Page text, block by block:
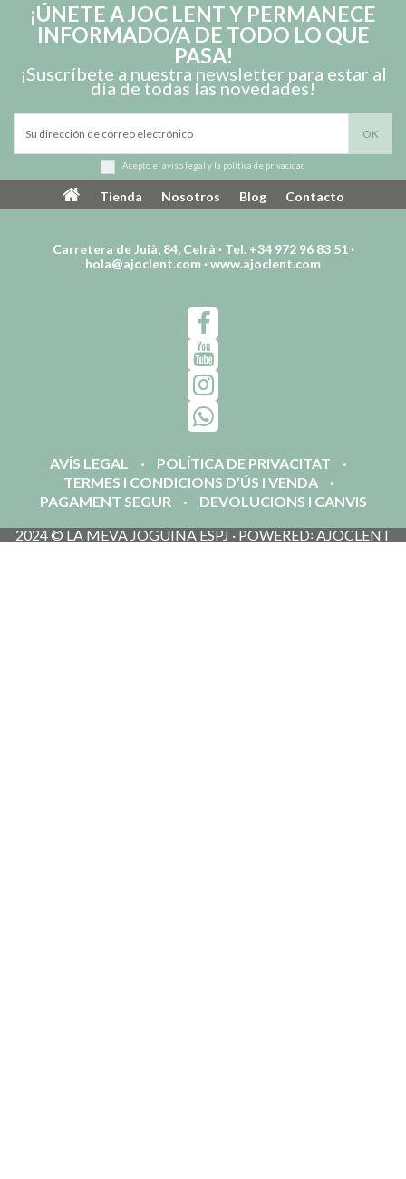
¡ÚNETE A JOC LENT Y PERMANECE
INFORMADO/A DE TODO LO QUE
PASA!
¡Suscríbete a nuestra newsletter para estar al
día de todas las novedades!
Acepto el aviso legal y la política de privacidad
Tienda Nosotros Blog Contacto
Carretera de Juià, 84, Celrà · Tel. +34 972 96 83 51 ·
hola@ajoclent.com ·www.ajoclent.com
AVÍS LEGAL
POLÍTICA DE PRIVACITAT
TERMES I CONDICIONS D’ÚS I VENDA
PAGAMENT SEGUR
DEVOLUCIONS I CANVIS
2024 © LA MEVA JOGUINA ESPJ · POWERED꞉ AJOCLENT